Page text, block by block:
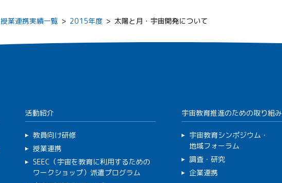
授業連携実績一覧 > 2015年度 > 太陽と月・宇宙開発について
活動紹介
教員向け研修
授業連携
SEEC（宇宙を教育に利用するための
ワークショップ）派遣プログラム
宇宙教育推進のための取り組み
宇宙教育シンポジウム・
地域フォーラム
調査・研究
企業連携